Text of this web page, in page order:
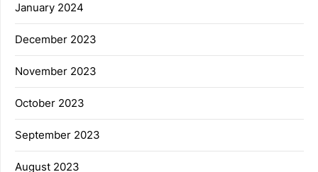
January 2024
December 2023
November 2023
October 2023
September 2023
August 2023